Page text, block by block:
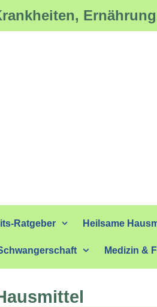
Ratgeber Heilsame
Medizin &